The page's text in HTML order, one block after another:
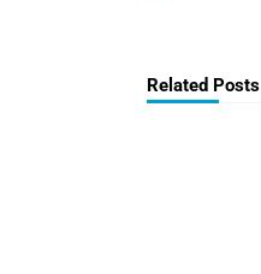
Related Posts